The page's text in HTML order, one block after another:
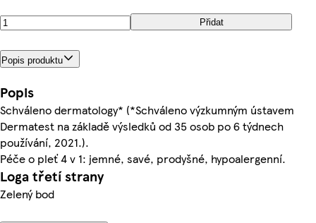
Přidat
Popis produktu
Popis
Schváleno dermatology* (*Schváleno výzkumným ústavem
Dermatest na základě výsledků od 35 osob po 6 týdnech
používání, 2021.).
Péče o pleť 4 v 1: jemné, savé, prodyšné, hypoalergenní.
Loga třetí strany
Zelený bod